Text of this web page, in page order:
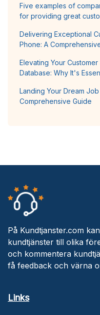
Five examples of
for providing great
Delivering Exceptional
Phone: A
Elevating Your
Database: Why It's
Landing Your Dream
Comprehensive Guide
På Kundtjanster.com
kundtjänster till olika
och kommentera
få feedback och värna
Links